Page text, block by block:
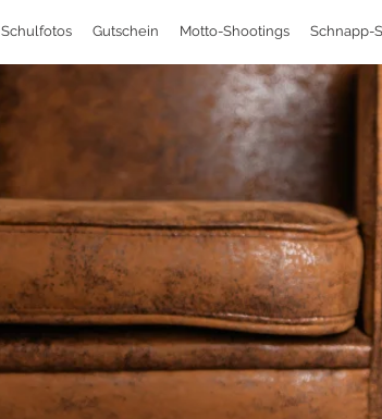
Schulfotos Gutschein Motto-Shootings Schnapp-